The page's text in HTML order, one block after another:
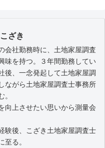
ざき
会社勤務時に、土地家屋調査
味を持つ。３年間勤務してい
後、一念発起して土地家屋調
ながら土地家屋調査士事務所
。
向上させたい思いから測量会
験後、こざき土地家屋調査士
至る。